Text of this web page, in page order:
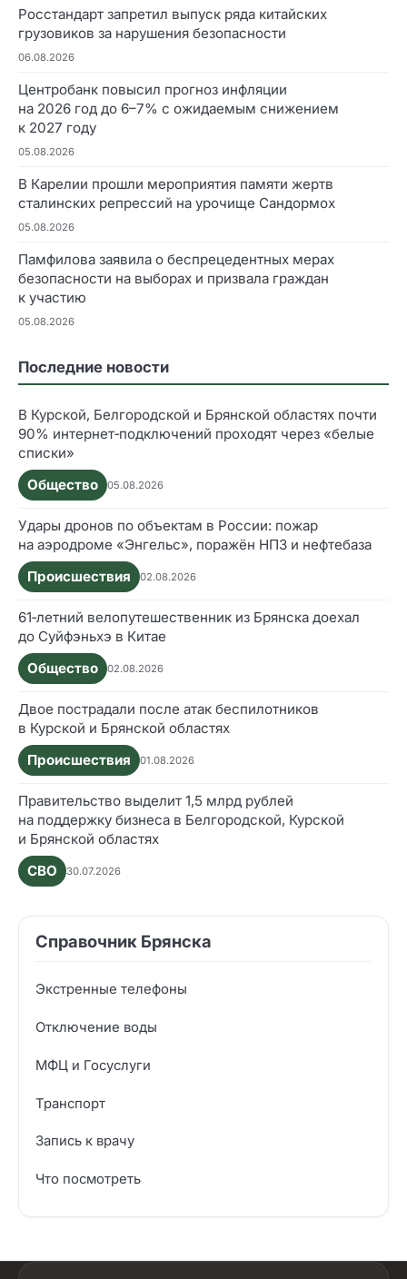
Росстандарт запретил выпуск ряда китайских
грузовиков за нарушения безопасности
06.08.2026
Центробанк повысил прогноз инфляции
на 2026 год до 6–7% с ожидаемым снижением
к 2027 году
05.08.2026
В Карелии прошли мероприятия памяти жертв
сталинских репрессий на урочище Сандормох
05.08.2026
Памфилова заявила о беспрецедентных мерах
безопасности на выборах и призвала граждан
к участию
05.08.2026
Последние новости
В Курской, Белгородской и Брянской областях почти
90% интернет‑подключений проходят через «белые
списки»
Общество
05.08.2026
Удары дронов по объектам в России: пожар
на аэродроме «Энгельс», поражён НПЗ и нефтебаза
Происшествия
02.08.2026
61‑летний велопутешественник из Брянска доехал
до Суйфэньхэ в Китае
Общество
02.08.2026
Двое пострадали после атак беспилотников
в Курской и Брянской областях
Происшествия
01.08.2026
Правительство выделит 1,5 млрд рублей
на поддержку бизнеса в Белгородской, Курской
и Брянской областях
СВО
30.07.2026
Справочник Брянска
Экстренные телефоны
Отключение воды
МФЦ и Госуслуги
Транспорт
Запись к врачу
Что посмотреть